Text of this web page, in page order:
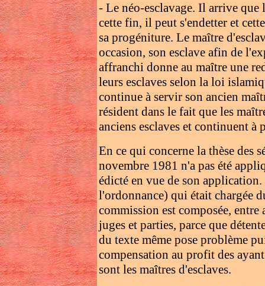
- Le néo-esclavage. Il arrive que
cette fin, il peut s'endetter et
sa progéniture. Le maître
occasion, son esclave afin de
affranchi donne au maître une
leurs esclaves selon la loi
continue à servir son ancien
résident dans le fait que les
anciens esclaves et continuent à
En ce qui concerne la thèse des
novembre 1981 n'a pas été
édicté en vue de son
l'ordonnance) qui était chargée
commission est composée,
juges et parties, parce que
du texte même pose problème
compensation au profit des
sont les maîtres d'esclaves.